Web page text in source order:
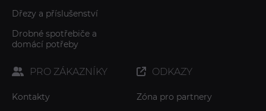
Dřezy a příslušenství
Drobné spotřebiče a
domácí potřeby
PRO ZÁKAZNÍKY
Kontakty
ODKAZY
Zóna pro partnery